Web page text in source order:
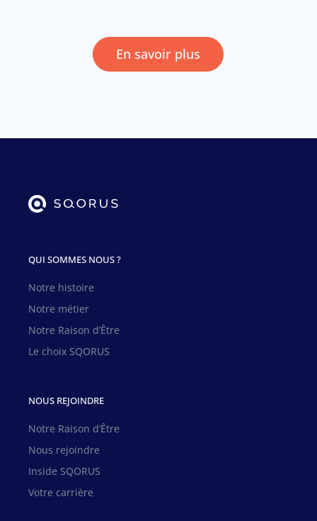
En savoir plus
QUI SOMMES NOUS ?
Notre histoire
Notre métier
Notre Raison d’Être
Le choix SQORUS
NOUS REJOINDRE
Notre Raison d’Être
Nous rejoindre
Inside SQORUS
Votre carrière